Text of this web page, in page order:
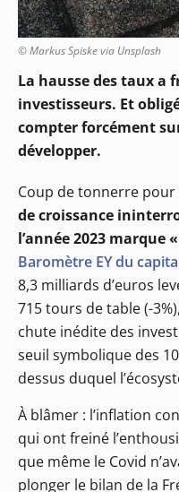
© Markus Spiske via Unsplash
La hausse des taux a
investisseurs. Et
compter forcément
développer.
Coup de tonnerre pour
de croissance
l’année 2023 marque
Baromètre EY du
8,3 milliards d’euros
715 tours de table (-
chute inédite des
seuil symbolique des
dessus duquel
À blâmer : l’inflation
qui ont freiné
que même le Covid
plonger le bilan de la